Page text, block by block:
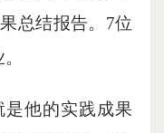
总结报告。7位
他的实践成果